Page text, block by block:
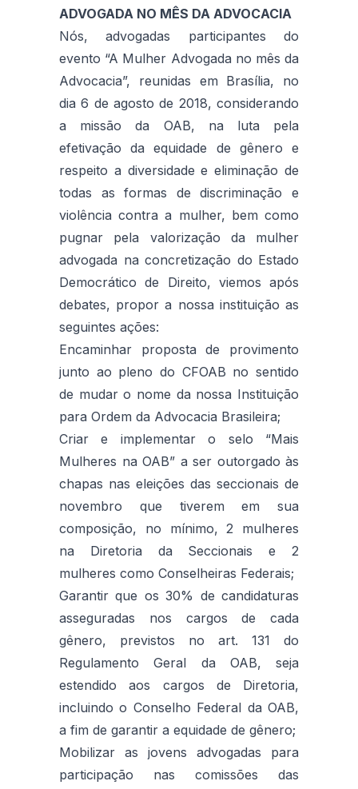
ADVOGADA NO MÊS DA ADVOCACIA
Nós, advogadas participantes do
evento “A Mulher Advogada no mês da
Advocacia”, reunidas em Brasília, no
dia 6 de agosto de 2018, considerando
a missão da OAB, na luta pela
efetivação da equidade de gênero e
respeito a diversidade e eliminação de
todas as formas de discriminação e
violência contra a mulher, bem como
pugnar pela valorização da mulher
advogada na concretização do Estado
Democrático de Direito, viemos após
debates, propor a nossa instituição as
seguintes ações:
Encaminhar proposta de provimento
junto ao pleno do CFOAB no sentido
de mudar o nome da nossa Instituição
para Ordem da Advocacia Brasileira;
Criar e implementar o selo “Mais
Mulheres na OAB” a ser outorgado às
chapas nas eleições das seccionais de
novembro que tiverem em sua
composição, no mínimo, 2 mulheres
na Diretoria da Seccionais e 2
mulheres como Conselheiras Federais;
Garantir que os 30% de candidaturas
asseguradas nos cargos de cada
gênero, previstos no art. 131 do
Regulamento Geral da OAB, seja
estendido aos cargos de Diretoria,
incluindo o Conselho Federal da OAB,
a fim de garantir a equidade de gênero;
Mobilizar as jovens advogadas para
participação nas comissões das